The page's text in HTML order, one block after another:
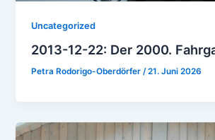
Uncategorized
2013-12-22: Der 2000.
Petra Rodorigo-Oberdörfer/21. Juni 2026